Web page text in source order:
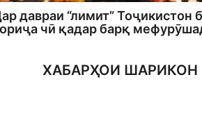
давраи “лимит” Тоҷикистон
чӣ қадар барқ
ХАБАРҲОИ ШАРИКОН